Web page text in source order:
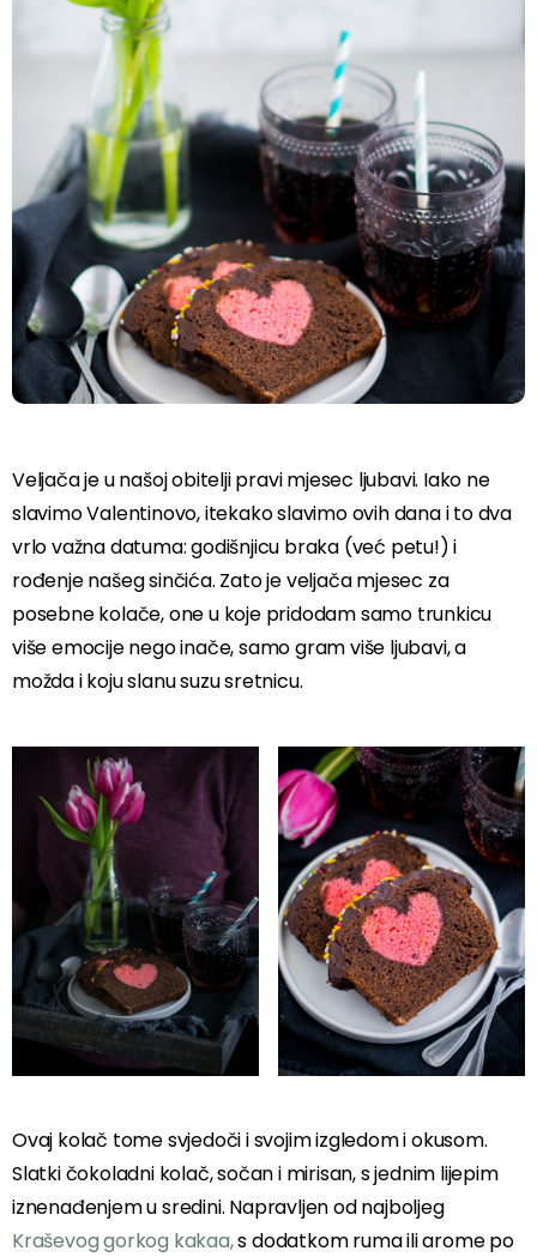
Veljača je u našoj obitelji pravi mjesec ljubavi. Iako ne
slavimo Valentinovo, itekako slavimo ovih dana i to dva
vrlo važna datuma: godišnjicu braka (već petu!) i
rođenje našeg sinčića. Zato je veljača mjesec za
posebne kolače, one u koje pridodam samo trunkicu
više emocije nego inače, samo gram više ljubavi, a
možda i koju slanu suzu sretnicu.
Ovaj kolač tome svjedoči i svojim izgledom i okusom.
Slatki čokoladni kolač, sočan i mirisan, s jednim lijepim
iznenađenjem u sredini. Napravljen od najboljeg
Kraševog gorkog kakaa,s dodatkom ruma ili arome po